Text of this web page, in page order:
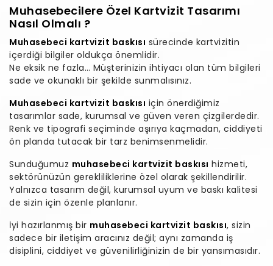
Muhasebecilere Özel Kartvizit Tasarımı
Nasıl Olmalı ?
Muhasebeci kartvizit baskısı sürecinde kartvizitin
içerdiği bilgiler oldukça önemlidir.
Ne eksik ne fazla… Müşterinizin ihtiyacı olan tüm bilgileri
sade ve okunaklı bir şekilde sunmalısınız.
Muhasebeci kartvizit baskısı için önerdiğimiz
tasarımlar sade, kurumsal ve güven veren çizgilerdedir.
Renk ve tipografi seçiminde aşırıya kaçmadan, ciddiyeti
ön planda tutacak bir tarz benimsenmelidir.
Sunduğumuz muhasebeci kartvizit baskısı hizmeti,
sektörünüzün gerekliliklerine özel olarak şekillendirilir.
Yalnızca tasarım değil, kurumsal uyum ve baskı kalitesi
de sizin için özenle planlanır.
İyi hazırlanmış bir muhasebeci kartvizit baskısı, sizin
sadece bir iletişim aracınız değil; aynı zamanda iş
disiplini, ciddiyet ve güvenilirliğinizin de bir yansımasıdır.